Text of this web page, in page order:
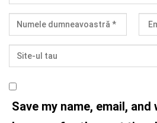
Save my name, email,